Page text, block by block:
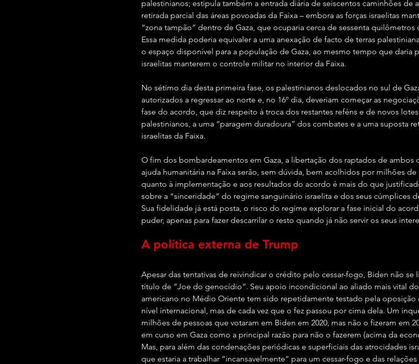
palestinianos; estipula também a entrada diária de seiscentos caminhões de
retirada parcial das áreas povoadas da Faixa – embora as forças israelitas
“zona tampão” dentro de Gaza, que ocuparia cerca de sessenta quilômetros
Essa medida poderia equivaler a uma anexação de facto de terras
o espaço disponível para a população de Gaza, ao mesmo tempo que daria
israelitas manterem o controle militar no interior da Faixa.
No sétimo dia desta primeira fase, os palestinianos deslocados no sul de
autorizados a regressar ao norte e, no 16º dia, deveriam começar as
fase do acordo, que diz respeito à troca dos restantes reféns e de novos
palestinianos, a uma “paragem duradoura” dos combates e a uma suposta
israelitas da Faixa.
O fim dos bombardeamentos em Gaza, a libertação dos raptados de ambos
ajuda humanitária na Faixa serão, sem dúvida, bem acolhidos por milhões
quanto à implementação e aos resultados do acordo é mais do que
sobre a “sinceridade” do regime sanguinário israelita e dos seus cúmplices
Sua fidelidade já está posta, o risco do regime explorar a fase inicial do
puder, apenas para fazer descarrilar o resto quando já não servir os seus
A política externa de Trump
Apesar das tentativas de reivindicar o crédito pelo cessar-fogo, Biden não se
título de “Joe do genocídio”. Seu apoio incondicional ao aliado mais vital
americano no Médio Oriente tem sido repetidamente testado pela oposição
nível internacional, mas de cada vez que o fez passou por cima dela. Um
milhões de pessoas que votaram em Biden em 2020, mas não o fizeram em
em curso em Gaza como a principal razão para não o fazerem (acima da
Mas, para além das condenações periódicas e superficiais das atrocidades
que estaria a trabalhar “incansavelmente” para um cessar-fogo e das